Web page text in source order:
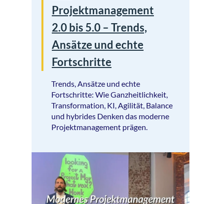
Projektmanagement
2.0 bis 5.0 – Trends,
Ansätze und echte
Fortschritte
Trends, Ansätze und echte
Fortschritte: Wie Ganzheitlichkeit,
Transformation, KI, Agilität, Balance
und hybrides Denken das moderne
Projektmanagement prägen.